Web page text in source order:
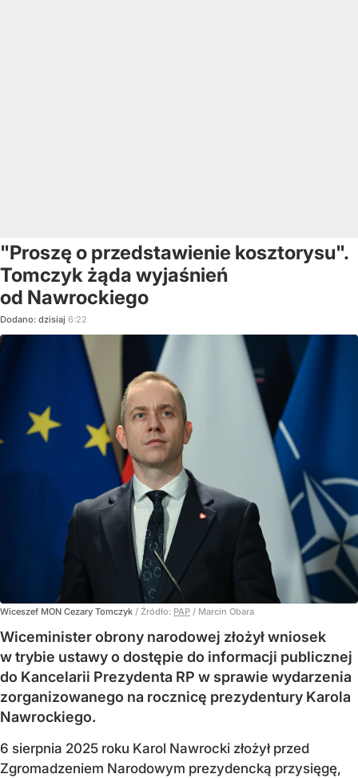
"Proszę o przedstawienie kosztorysu".
Tomczyk żąda wyjaśnień
od Nawrockiego
Dodano: dzisiaj 6:22
Wiceszef MON Cezary Tomczyk / Źródło: PAP / Marcin Obara
Wiceminister obrony narodowej złożył wniosek
w trybie ustawy o dostępie do informacji publicznej
do Kancelarii Prezydenta RP w sprawie wydarzenia
zorganizowanego na rocznicę prezydentury Karola
Nawrockiego.
6 sierpnia 2025 roku Karol Nawrocki złożył przed
Zgromadzeniem Narodowym prezydencką przysięgę,